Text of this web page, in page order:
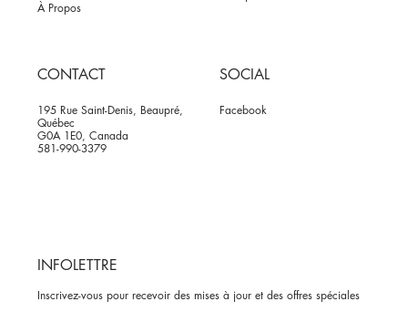
À Propos
CONTACT
195 Rue Saint-Denis, Beaupré,
Québec
G0A 1E0, Canada
581-990-3379
SOCIAL
Facebook
INFOLETTRE
Inscrivez-vous pour recevoir des mises à jour et des offres spéciales